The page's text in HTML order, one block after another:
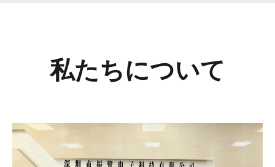
私たちについて